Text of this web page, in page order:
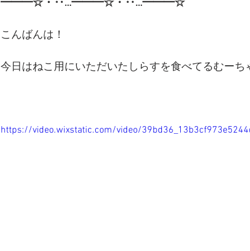
━━━☆・‥…━━━☆・‥…━━━☆
こんばんは！
今日はねこ用にいただいたしらすを食べてるむーち
https://video.wixstatic.com/video/